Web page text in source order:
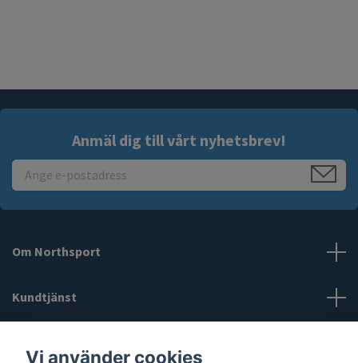
Anmäl dig till vårt nyhetsbrev!
Om Northsport
Kundtjänst
Vi använder cookies